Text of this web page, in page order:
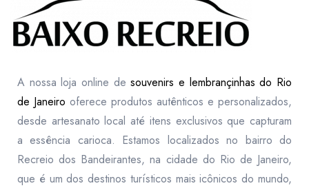
A nossa loja online desouvenirs e lembrançinhas do Rio
de Janeiro oferece produtos autênticos e personalizados,
desde artesanato local até itens exclusivos que capturam
a essência carioca. Estamos localizados no bairro do
Recreio dos Bandeirantes, na cidade do Rio de Janeiro,
que é um dos destinos turísticos mais icônicos do mundo,